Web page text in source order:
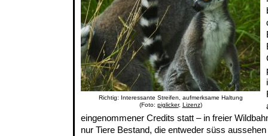
Richtig: Interessante Streifen, aufmerksame Haltung
(Foto: piglicker, Lizenz)
eingenommener Credits statt – in freier
nur Tiere Bestand, die entweder süss